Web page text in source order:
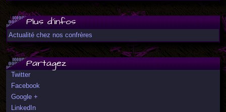
Plus d'infos
Actualité chez nos confrères
Partagez
Twitter
Facebook
Google +
LinkedIn